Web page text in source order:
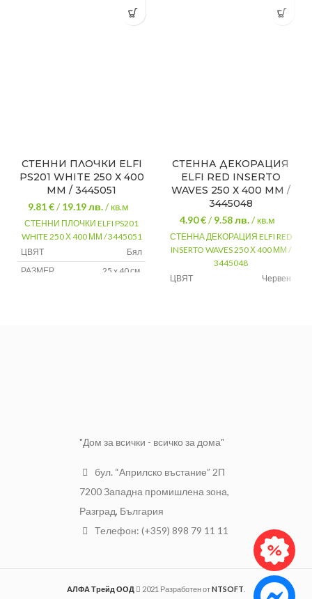
СТЕННИ ПЛОЧКИ ELFI
PS201 WHITE 250 Х 400
ММ / 3445051
9.81 €/19.19лв. / кв.м
СТЕННИ ПЛОЧКИ ELFI PS201
WHITE 250 Х 400 ММ / 3445051
ЦВЯТ
Бял
РАЗМЕР
25 x 40 см.
СТЕННА ДЕКОРАЦИЯ
ELFI RED INSERTO
WAVES 250 Х 400 ММ /
3445048
4.90 €/9.58лв. / кв.м
СТЕННА ДЕКОРАЦИЯ ELFI RED
INSERTO WAVES 250 Х 400 ММ /
3445048
ЦВЯТ
Червен
"Дом за всички - всичко за дома"
бул. “Априлско въстание” 2П
7200 Западна промишлена зона,
Разград, България
Телефон: (+359) 898 79 11 11
АЛФА Трейд ООД 2021 Разработен отNTSOFT